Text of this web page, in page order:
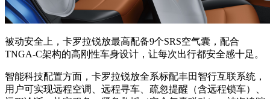
被动安全上，卡罗拉锐放最高配备9个SRS空气囊，配合
TNGA-C架构的高刚性车身设计，让每次出行都安全感十足。
智能科技配置方面，卡罗拉锐放全系标配丰田智行互联系统，
用户可实现远程空调、远程寻车、疏忽提醒（含远程锁车）、